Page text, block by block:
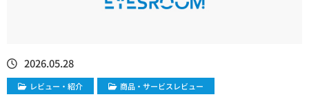
2026.05.28
レビュー・紹介 商品・サービスレビュー